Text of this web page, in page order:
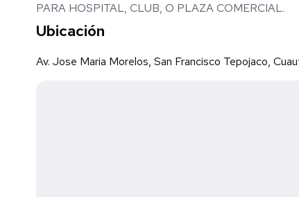
PARA HOSPITAL, CLUB, O PLAZA COMERCIAL.
Ubicación
Av. Jose Maria Morelos, San Francisco Tepojaco,